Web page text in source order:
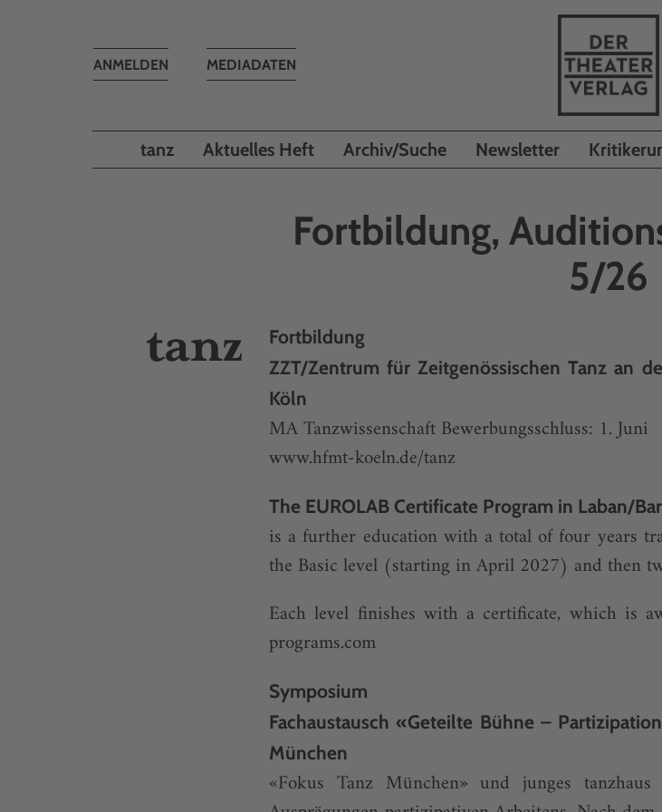
MEDIADATEN
Toggle
ANMELDEN
tanz Aktuelles Heft Archiv/Suche Newsletter
Fortbildung,
5/26
Fortbildung
ZZT/Zentrum für Zeitgenössischen Tanz an
Köln
MA Tanzwissenschaft Bewerbungsschluss: 1. Juni
www.hfmt-koeln.de/tanz
The EUROLAB Certificate Program in Laban/
is a further education with a total of four years
the Basic level (starting in April 2027) and then
Each level finishes with a certificate, which is
programs.com
Symposium
Fachaustausch «Geteilte Bühne –
München
«Fokus Tanz München» und junges